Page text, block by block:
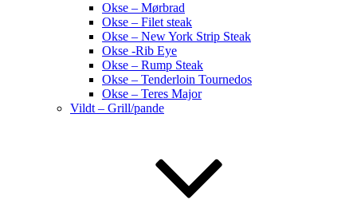
Okse – Mørbrad
Okse – Filet steak
Okse – New York Strip Steak
Okse -Rib Eye
Okse – Rump Steak
Okse – Tenderloin Tournedos
Okse – Teres Major
Vildt – Grill/pande